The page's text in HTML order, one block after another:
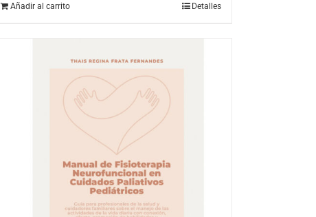
Añadir al carrito Detalles